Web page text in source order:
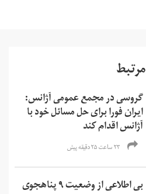
مرتبط
گروسی در مجمع عمومی آژانس:
ایران فورا برای حل مسائل خود با
آژانس اقدام کند
۲۳ ساعت ۲۵ دقیقه پیش
بی اطلاعی از وضعیت ۹ پناهجوی